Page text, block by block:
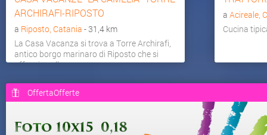
ARCHIRAFI-RIPOSTO
a Riposto, Catania - 31,4 km
La Casa Vacanza si trova a Torre Archirafi,
antico borgo marinaro di Riposto che si
affaccia sullo s...
a Acireale,
Cucina
OffertaOfferte